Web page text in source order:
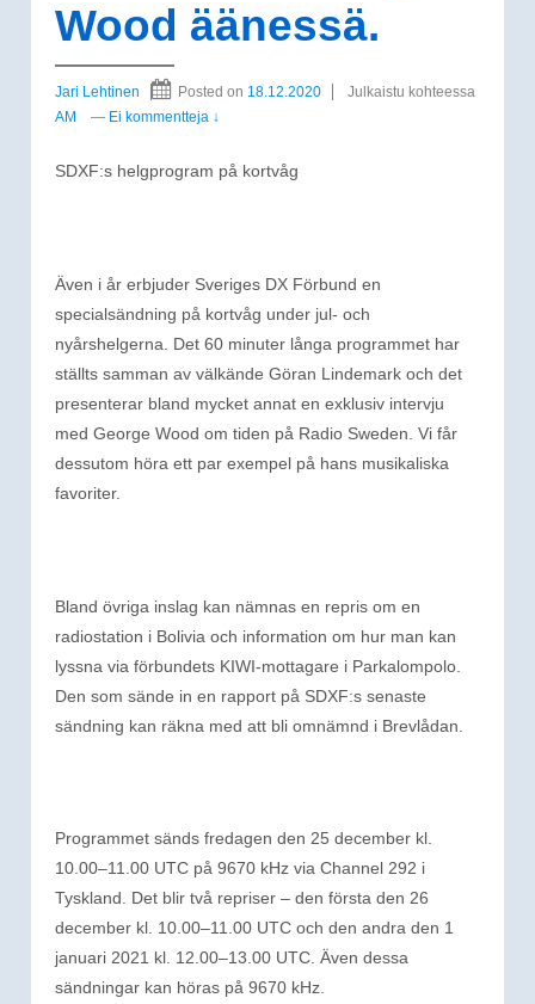
Wood äänessä.
Jari Lehtinen Posted on 18.12.2020
Julkaistu kohteessa
AM
— Ei kommentteja ↓
SDXF:s helgprogram på kortvåg
Även i år erbjuder Sveriges DX Förbund en
specialsändning på kortvåg under jul- och
nyårshelgerna. Det 60 minuter långa programmet har
ställts samman av välkände Göran Lindemark och det
presenterar bland mycket annat en exklusiv intervju
med George Wood om tiden på Radio Sweden. Vi får
dessutom höra ett par exempel på hans musikaliska
favoriter.
Bland övriga inslag kan nämnas en repris om en
radiostation i Bolivia och information om hur man kan
lyssna via förbundets KIWI-mottagare i Parkalompolo.
Den som sände in en rapport på SDXF:s senaste
sändning kan räkna med att bli omnämnd i Brevlådan.
Programmet sänds fredagen den 25 december kl.
10.00–11.00 UTC på 9670 kHz via Channel 292 i
Tyskland. Det blir två repriser – den första den 26
december kl. 10.00–11.00 UTC och den andra den 1
januari 2021 kl. 12.00–13.00 UTC. Även dessa
sändningar kan höras på 9670 kHz.